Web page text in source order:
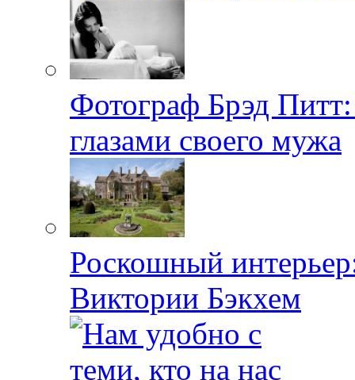
Фотограф Брэд
глазами своего мужа
Роскошный
Виктории Бэкхем